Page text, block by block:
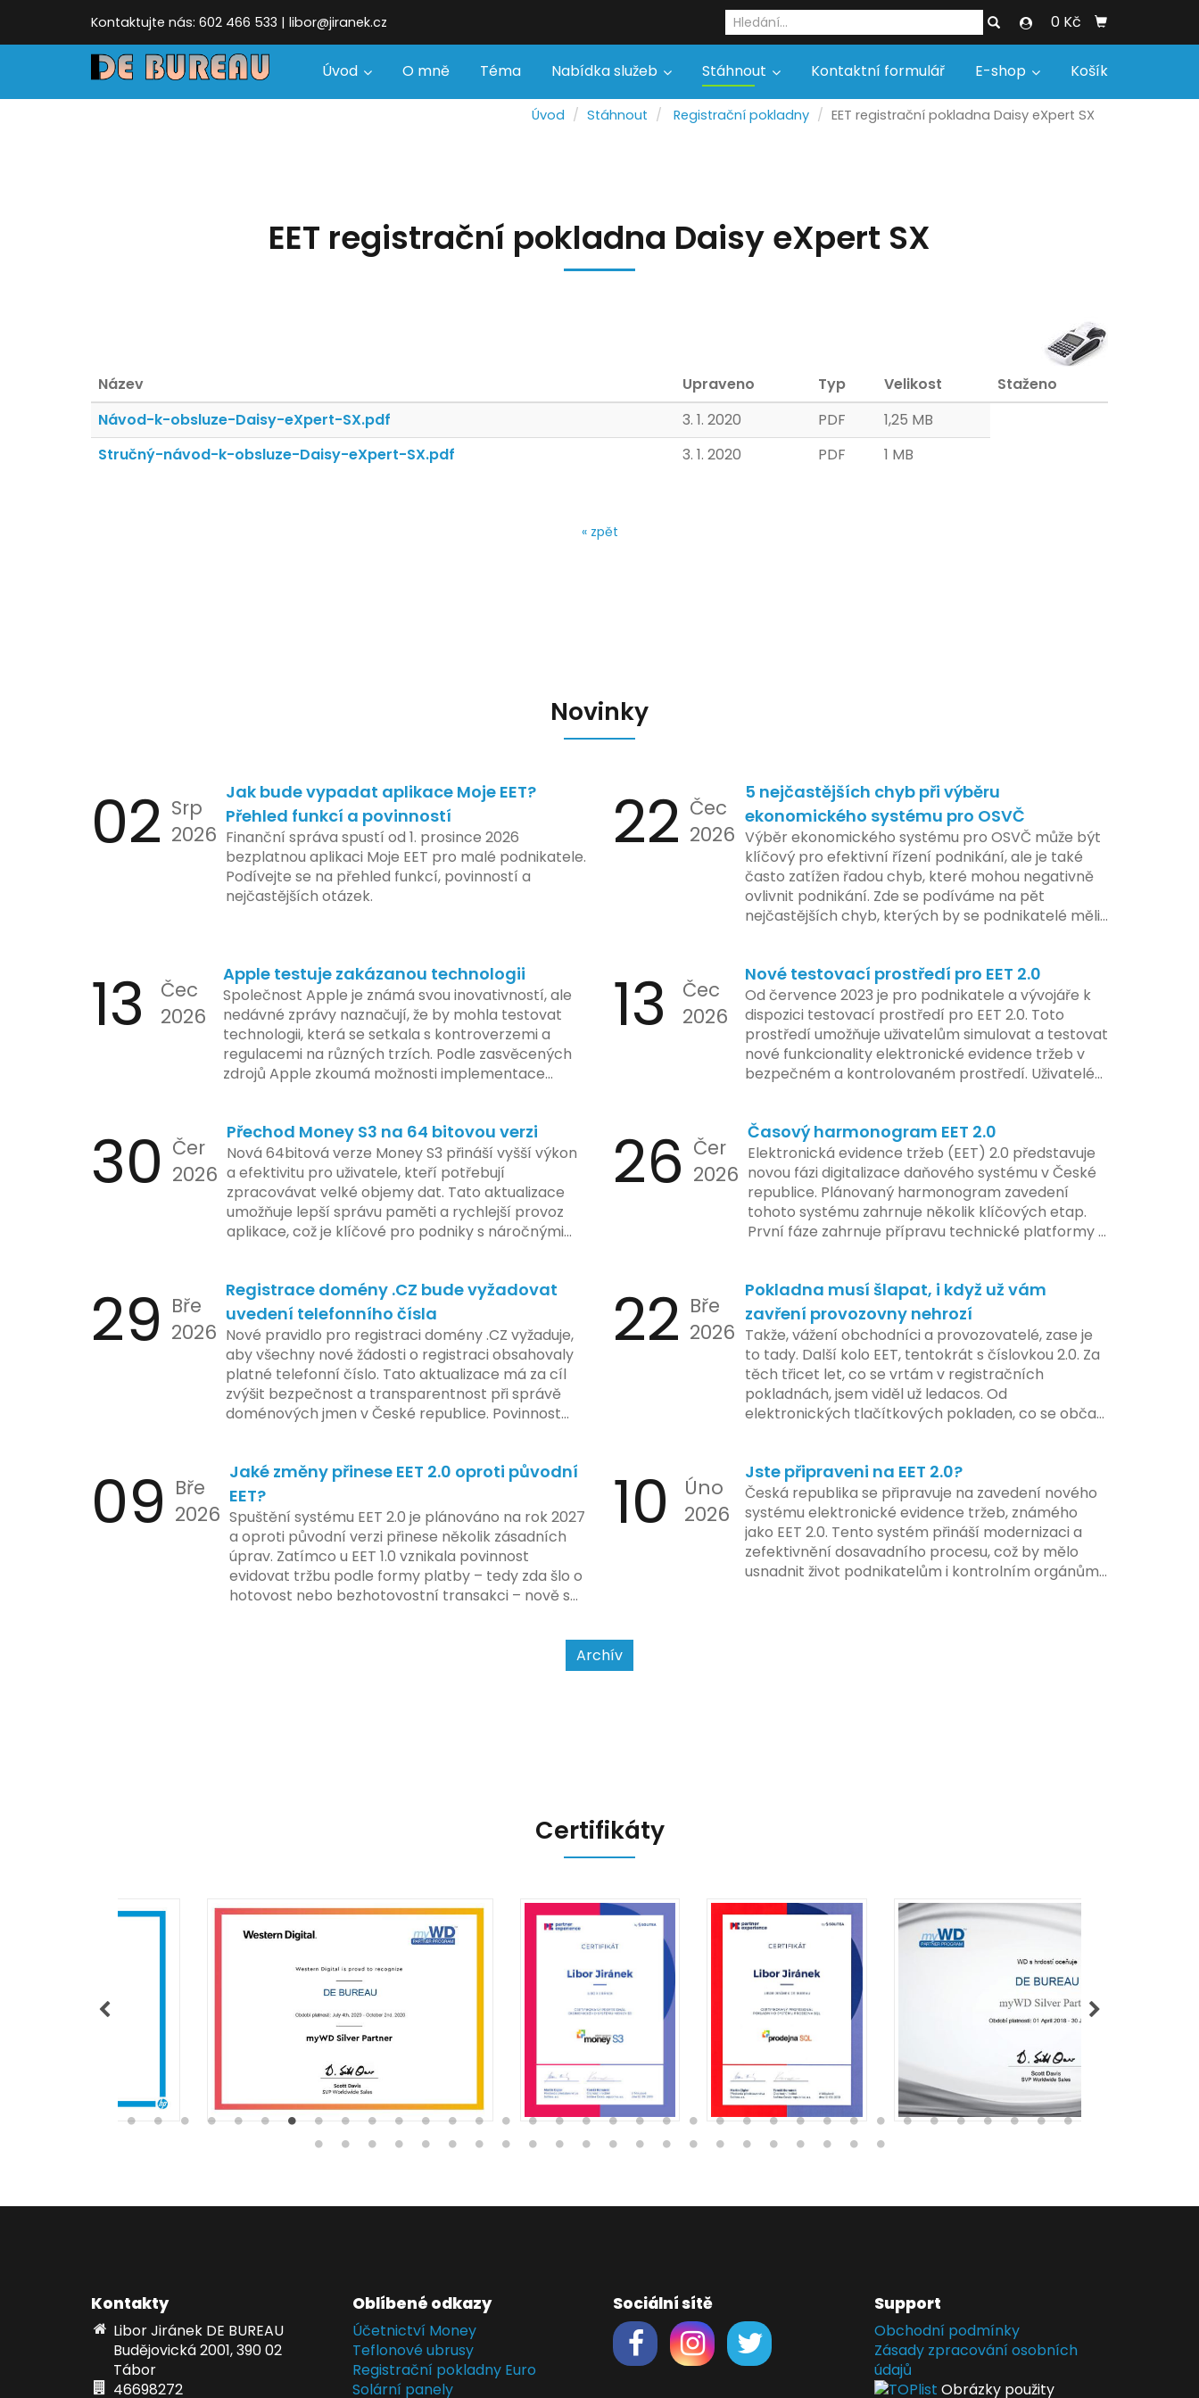
Kontaktujte nás: 602 466 533 | libor@jiranek.cz 0 Kč
Úvod O mně Téma Nabídka služeb Stáhnout Kontaktní formulář E-shop Košík
Úvod Stáhnout Registrační pokladny EET registrační pokladna Daisy eXpert SX
EET registrační pokladna Daisy eXpert SX
Název Upraveno Typ Velikost
Staženo
Návod-k-obsluze-Daisy-eXpert-SX.pdf
3. 1. 2020 PDF
1,25 MB
Stručný-návod-k-obsluze-Daisy-eXpert-SX.pdf
3. 1. 2020 PDF 1 MB
« zpět
Novinky
02 Srp
2026
Jak bude vypadat aplikace Moje EET?
Přehled funkcí a povinností
Finanční správa spustí od 1. prosince 2026
bezplatnou aplikaci Moje EET pro malé podnikatele.
Podívejte se na přehled funkcí, povinností a
nejčastějších otázek.
22 Čec
2026
5 nejčastějších chyb při výběru
ekonomického systému pro OSVČ
Výběr ekonomického systému pro OSVČ může být
klíčový pro efektivní řízení podnikání, ale je také
často zatížen řadou chyb, které mohou negativně
ovlivnit podnikání. Zde se podíváme na pět
nejčastějších chyb, kterých by se podnikatelé měli
13
Čec
2026
Apple testuje zakázanou technologii
Společnost Apple je známá svou inovativností, ale
nedávné zprávy naznačují, že by mohla testovat
technologii, která se setkala s kontroverzemi a
regulacemi na různých trzích. Podle zasvěcených
zdrojů Apple zkoumá možnosti implementace
se zaměřuje na pokročilé sledování uživatelských
aktivit, což vyvolalo obavy ohledně soukromí a
ochrany dat uživatelů. Zatímco Apple tvrdí, že
veškeré jejich inovace kladou důraz na bezpečnost
a ochranu spotřebitelů, regulační orgány různých
zemí jsou na pozoru a sledují vývoj celého případu
časové ose zavedení této technologie.
13
Čec
2026
Nové testovací prostředí pro EET 2.0
Od července 2023 je pro podnikatele a vývojáře k
dispozici testovací prostředí pro EET 2.0. Toto
prostředí umožňuje uživatelům simulovat a testovat
nové funkcionality elektronické evidence tržeb v
bezpečném a kontrolovaném prostředí. Uživatelé
zavedení nového systému.
30 Čer
2026
Přechod Money S3 na 64 bitovou verzi
Nová 64bitová verze Money S3 přináší vyšší výkon
a efektivitu pro uživatele, kteří potřebují
zpracovávat velké objemy dat. Tato aktualizace
umožňuje lepší správu paměti a rychlejší provoz
aplikace, což je klíčové pro podniky s náročnými
26 Čer
2026
Časový harmonogram EET 2.0
Elektronická evidence tržeb (EET) 2.0 představuje
novou fázi digitalizace daňového systému v České
republice. Plánovaný harmonogram zavedení
tohoto systému zahrnuje několik klíčových etap.
První fáze zahrnuje přípravu technické platformy a
umožní adaptaci systémů a rozšíření podpory pro
podnikatele, přičemž všechny potřebné
technologie by měly být dostupné k testování v
rámci pilotního programu. Druhá fáze, plánovaná
na první pololetí následujícího roku, je zaměřena
na školení a edukaci uživatelů, včetně přípravy
materiálů a školení pro zaměstnavatele a účetní
firmy. V této fázi dojde také k oficiálnímu spuštění
konečná fáze plánovaná na druhé pololetí roku
2024 zahrnuje kompletní integraci systému EET 2.0
do praxe, s povinností prodejců zapojit se do
nového systému, včetně zvýšeného dohledu nad
dodržováním pravidel.
29 Bře
2026
Registrace domény .CZ bude vyžadovat
uvedení telefonního čísla
Nové pravidlo pro registraci domény .CZ vyžaduje,
aby všechny nové žádosti o registraci obsahovaly
platné telefonní číslo. Tato aktualizace má za cíl
zvýšit bezpečnost a transparentnost při správě
doménových jmen v České republice. Povinnost
stávající majitele domén při aktualizaci jejich údajů.
22 Bře
2026
Pokladna musí šlapat, i když už vám
zavření provozovny nehrozí
Takže, vážení obchodníci a provozovatelé, zase je
to tady. Další kolo EET, tentokrát s číslovkou 2.0. Za
těch třicet let, co se vrtám v registračních
pokladnách, jsem viděl už ledacos. Od
elektronických tlačítkových pokladen, co se občas
legislativa se mění, ale základní pravidlo zůstává –
pokladna musí šlapat jako hodinky. Jinak jsou
problémy.
09 Bře
2026
Jaké změny přinese EET 2.0 oproti původní
EET?
Spuštění systému EET 2.0 je plánováno na rok 2027
a oproti původní verzi přinese několik zásadních
úprav. Zatímco u EET 1.0 vznikala povinnost
evidovat tržbu podle formy platby – tedy zda šlo o
hotovost nebo bezhotovostní transakci – nově se
10
Úno
2026
Jste připraveni na EET 2.0?
Česká republika se připravuje na zavedení nového
systému elektronické evidence tržeb, známého
jako EET 2.0. Tento systém přináší modernizaci a
zefektivnění dosavadního procesu, což by mělo
usnadnit život podnikatelům i kontrolním orgánům.
Archív
Certifikáty
Kontakty
Libor Jiránek DE BUREAU
Budějovická 2001, 390 02
Tábor
46698272
Oblíbené odkazy
Účetnictví Money
Teflonové ubrusy
Registrační pokladny Euro
Solární panely
Sociální sítě Support
Obchodní podmínky
Zásady zpracování osobních
údajů
Obrázky použity